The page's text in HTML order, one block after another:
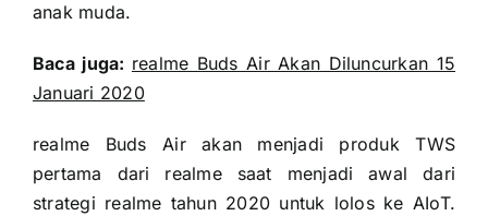
anak muda.
Baca juga: realme Buds Air Akan Diluncurkan 15
Januari 2020
realme Buds Air akan menjadi produk TWS
pertama dari realme saat menjadi awal dari
strategi realme tahun 2020 untuk lolos ke AIoT.